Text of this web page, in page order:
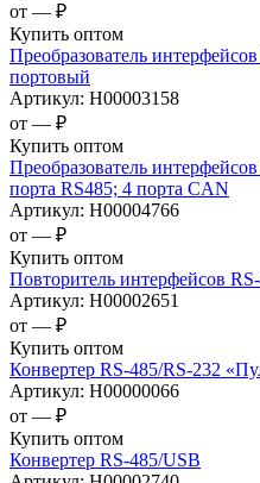
от — ₽
Купить оптом
Преобразователь
портовый
Артикул: Н00003158
от — ₽
Купить оптом
Преобразователь
порта RS485; 4 порта CAN
Артикул: Н00004766
от — ₽
Купить оптом
Повторитель интерфейсов
Артикул: Н00002651
от — ₽
Купить оптом
Конвертер RS-485/RS-232
Артикул: Н00000066
от — ₽
Купить оптом
Конвертер RS-485/USB